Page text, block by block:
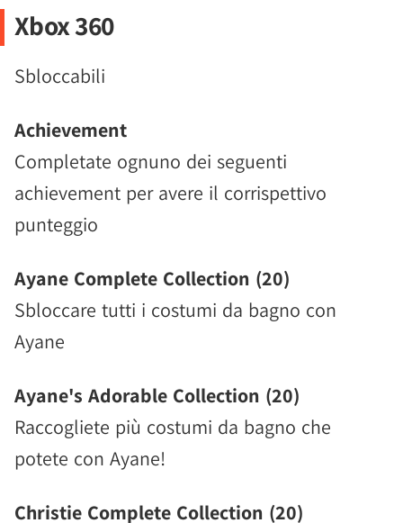
Xbox 360
Sbloccabili
Achievement
Completate ognuno dei seguenti
achievement per avere il corrispettivo
punteggio
Ayane Complete Collection (20)
Sbloccare tutti i costumi da bagno con
Ayane
Ayane's Adorable Collection (20)
Raccogliete più costumi da bagno che
potete con Ayane!
Christie Complete Collection (20)